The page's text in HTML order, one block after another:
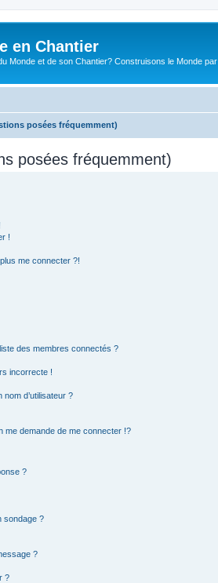
en Chantier
Monde et de son Chantier? Construisons le Monde par
posées fréquemment)
posées fréquemment)
!
me connecter ?!
des membres connectés ?
incorrecte !
d’utilisateur ?
me demande de me connecter !?
?
sondage ?
?
?